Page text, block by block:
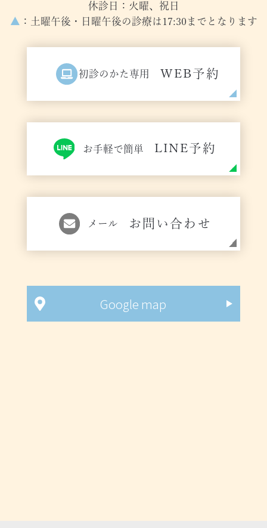
休診日：火曜、祝日
▲ ：土曜午後・日曜午後の診療は17:30までとなります
初診のかた専用 WEB予約
お手軽で簡単 LINE予約
メール お問い合わせ
Google map